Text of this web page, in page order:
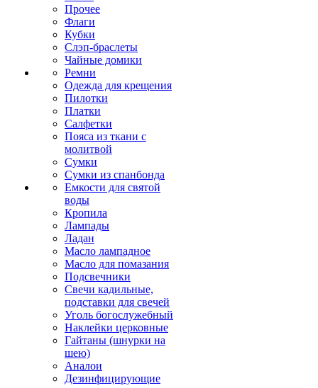
Прочее
Флаги
Кубки
Слэп-браслеты
Чайные домики
Ремни
Одежда для крещения
Пилотки
Платки
Салфетки
Пояса из ткани с
молитвой
Сумки
Сумки из спанбонда
Емкости для святой
воды
Кропила
Лампады
Ладан
Масло лампадное
Масло для помазания
Подсвечники
Свечи кадильные,
подставки для свечей
Уголь богослужебный
Наклейки церковные
Гайтаны (шнурки на
шею)
Аналои
Дезинфицирующие